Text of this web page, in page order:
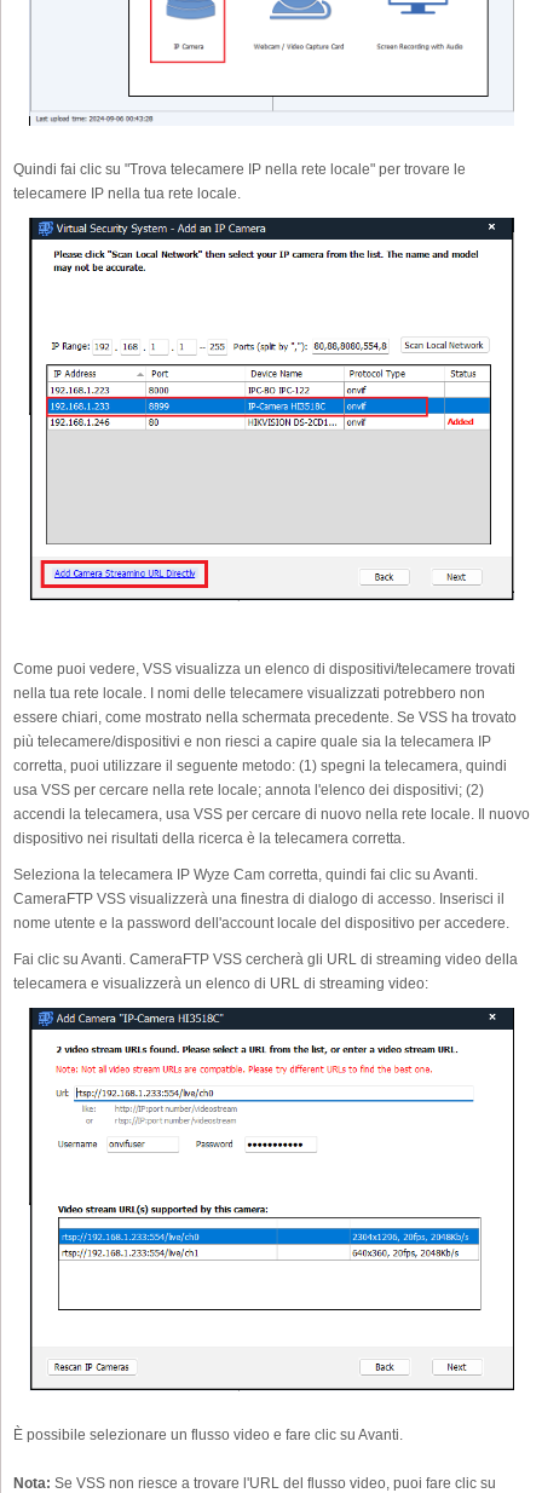
Quindi fai clic su "Trova telecamere IP nella rete locale" per trovare le
telecamere IP nella tua rete locale.
Come puoi vedere, VSS visualizza un elenco di dispositivi/telecamere trovati
nella tua rete locale. I nomi delle telecamere visualizzati potrebbero non
essere chiari, come mostrato nella schermata precedente. Se VSS ha trovato
più telecamere/dispositivi e non riesci a capire quale sia la telecamera IP
corretta, puoi utilizzare il seguente metodo: (1) spegni la telecamera, quindi
usa VSS per cercare nella rete locale; annota l'elenco dei dispositivi; (2)
accendi la telecamera, usa VSS per cercare di nuovo nella rete locale. Il nuovo
dispositivo nei risultati della ricerca è la telecamera corretta.
Seleziona la telecamera IP Wyze Cam corretta, quindi fai clic su Avanti.
CameraFTP VSS visualizzerà una finestra di dialogo di accesso. Inserisci il
nome utente e la password dell'account locale del dispositivo per accedere.
Fai clic su Avanti. CameraFTP VSS cercherà gli URL di streaming video della
telecamera e visualizzerà un elenco di URL di streaming video:
È possibile selezionare un flusso video e fare clic su Avanti.
Nota: Se VSS non riesce a trovare l'URL del flusso video, puoi fare clic su